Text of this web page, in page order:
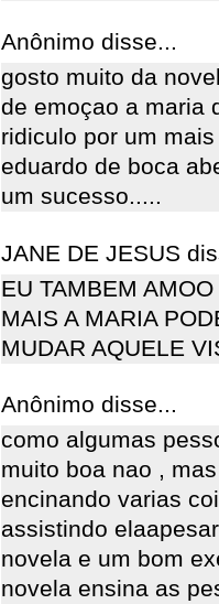
Anônimo disse...
gosto muito da
de emoçao a maria
ridiculo por um
eduardo de boca
um sucesso.....
JANE DE JESUS
EU TAMBEM
MAIS A MARIA
MUDAR AQUELE
Anônimo disse...
como algumas
muito boa nao ,
encinando varias
assistindo
novela e um bom
novela ensina as